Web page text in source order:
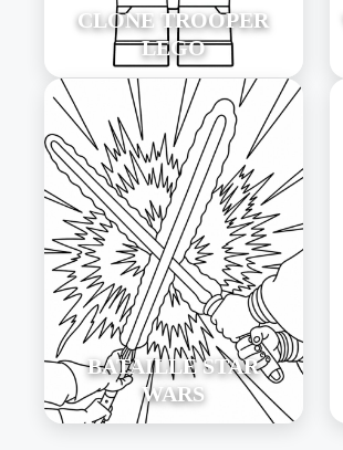
CLONE TROOPER
LEGO
BATAILLE STAR
WARS